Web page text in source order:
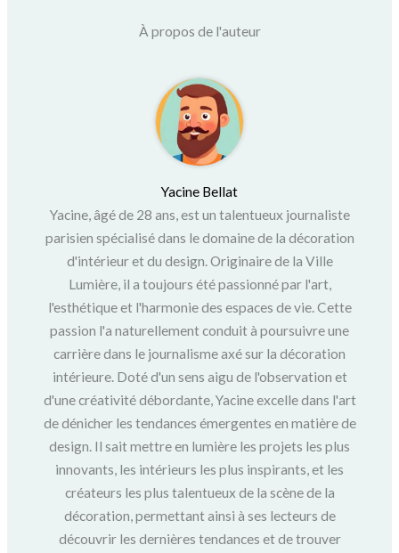
À propos de l'auteur
Yacine Bellat
Yacine, âgé de 28 ans, est un talentueux journaliste
parisien spécialisé dans le domaine de la décoration
d'intérieur et du design. Originaire de la Ville
Lumière, il a toujours été passionné par l'art,
l'esthétique et l'harmonie des espaces de vie. Cette
passion l'a naturellement conduit à poursuivre une
carrière dans le journalisme axé sur la décoration
intérieure. Doté d'un sens aigu de l'observation et
d'une créativité débordante, Yacine excelle dans l'art
de dénicher les tendances émergentes en matière de
design. Il sait mettre en lumière les projets les plus
innovants, les intérieurs les plus inspirants, et les
créateurs les plus talentueux de la scène de la
décoration, permettant ainsi à ses lecteurs de
découvrir les dernières tendances et de trouver